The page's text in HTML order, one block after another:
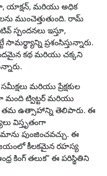
యాక్షన్, మరియు అధిక
ముంచెత్తుతుంది. రామ్
స్పందనలు ఇస్తూ,
ప్రశంసిస్తున్నారు.
కథ మరియు చక్కని
మరియు ప్రేక్షకుల
మంది ట్విట్టర్ మరియు
తమ ఉత్సాహాన్ని తెలిపారు. ఈ
విస్తృతంగా
పుంజించవచ్చు. ఈ
కీలకమైన రహస్య
కింగ్ తలుక” ఈ పరిస్థితిని